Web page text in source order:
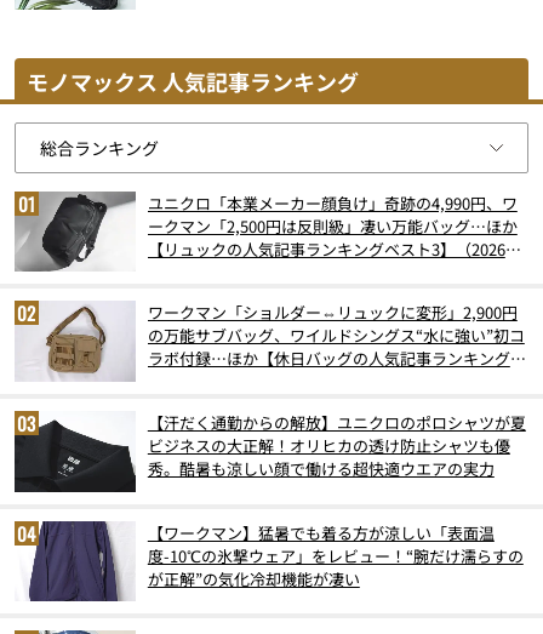
モノマックス 人気記事ランキング
ユニクロ「本業メーカー顔負け」奇跡の4,990円、ワ
ークマン「2,500円は反則級」凄い万能バッグ…ほか
【リュックの人気記事ランキングベスト3】（2026年
ワークマン「ショルダー⇔リュックに変形」2,900円
の万能サブバッグ、ワイルドシングス“水に強い”初コ
ラボ付録…ほか【休日バッグの人気記事ランキングベ
【汗だく通勤からの解放】ユニクロのポロシャツが夏
ビジネスの大正解！オリヒカの透け防止シャツも優
秀。酷暑も涼しい顔で働ける超快適ウエアの実力
【ワークマン】猛暑でも着る方が涼しい「表面温
度-10℃の氷撃ウェア」をレビュー！“腕だけ濡らすの
が正解”の気化冷却機能が凄い